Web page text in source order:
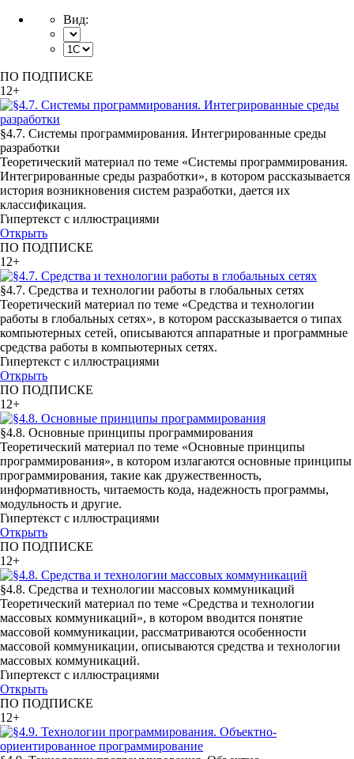
Вид:
ПО ПОДПИСКЕ
12+
§4.7. Системы программирования. Интегрированные среды
разработки
Теоретический материал по теме «Системы программирования.
Интегрированные среды разработки», в котором рассказывается
история возникновения систем разработки, дается их
классификация.
Гипертекст с иллюстрациями
Открыть
ПО ПОДПИСКЕ
12+
§4.7. Средства и технологии работы в глобальных сетях
Теоретический материал по теме «Средства и технологии
работы в глобальных сетях», в котором рассказывается о типах
компьютерных сетей, описываются аппаратные и программные
средства работы в компьютерных сетях.
Гипертекст с иллюстрациями
Открыть
ПО ПОДПИСКЕ
12+
§4.8. Основные принципы программирования
Теоретический материал по теме «Основные принципы
программирования», в котором излагаются основные принципы
программирования, такие как дружественность,
информативность, читаемость кода, надежность программы,
модульность и другие.
Гипертекст с иллюстрациями
Открыть
ПО ПОДПИСКЕ
12+
§4.8. Средства и технологии массовых коммуникаций
Теоретический материал по теме «Средства и технологии
массовых коммуникаций», в котором вводится понятие
массовой коммуникации, рассматриваются особенности
массовой коммуникации, описываются средства и технологии
массовых коммуникаций.
Гипертекст с иллюстрациями
Открыть
ПО ПОДПИСКЕ
12+